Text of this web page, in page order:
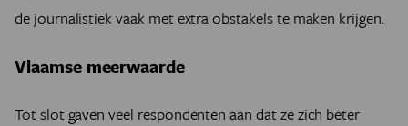
de journalistiek vaak met extra obstakels te maken krijgen.
Vlaamse meerwaarde
Tot slot gaven veel respondenten aan dat ze zich beter